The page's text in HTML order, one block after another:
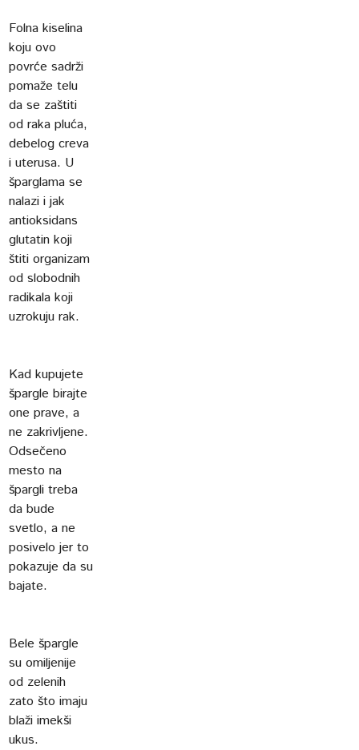
Folna kiselina
koju ovo
povrće sadrži
pomaže telu
da se zaštiti
od raka pluća,
debelog creva
i uterusa. U
šparglama se
nalazi i jak
antioksidans
glutatin koji
štiti organizam
od slobodnih
radikala koji
uzrokuju rak.
Kad kupujete
špargle birajte
one prave, a
ne zakrivljene.
Odsečeno
mesto na
špargli treba
da bude
svetlo, a ne
posivelo jer to
pokazuje da su
bajate.
Bele špargle
su omiljenije
od zelenih
zato što imaju
blaži imekši
ukus.